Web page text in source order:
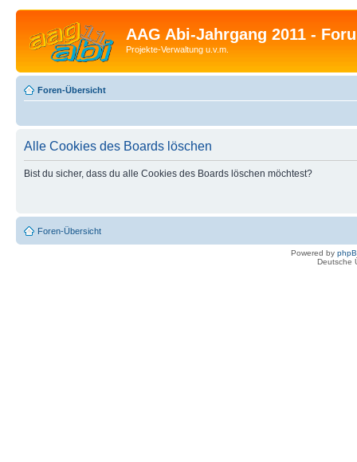
AAG Abi-Jahrgang 2011 -
Projekte-Verwaltung u.v.m.
Foren-Übersicht
Alle Cookies des Boards löschen
Bist du sicher, dass du alle Cookies des Boards löschen möchtest?
Foren-Übersicht
Powered by
Deutsche